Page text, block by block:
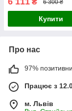
₴ 6 300 ₴
Купити
Про нас
97%
Працює з
м. Львів